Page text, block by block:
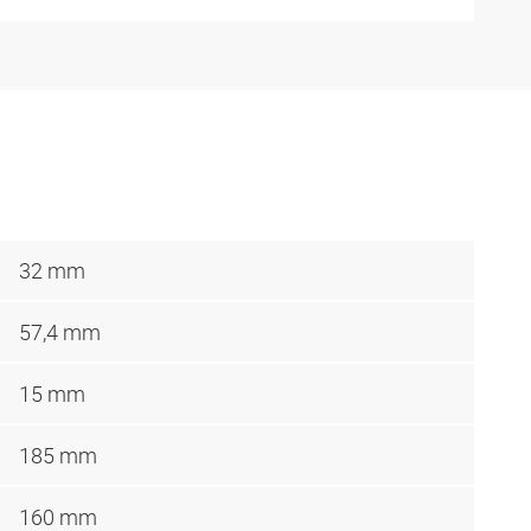
32 mm
57,4 mm
15 mm
185 mm
160 mm